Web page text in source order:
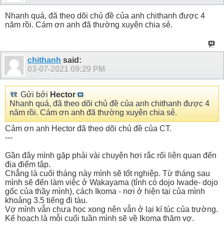
Nhanh quá, đã theo dõi chủ đề của anh chithanh được 4
năm rồi. Cám ơn anh đã thường xuyên chia sẻ.
chithanh said:
03-07-2021 09:29 PM
Gửi bởi Hector
Nhanh quá, đã theo dõi chủ đề của anh chithanh được 4
năm rồi. Cám ơn anh đã thường xuyên chia sẻ.
Cảm ơn anh Hector đã theo dõi chủ đề của CT.
---
Gần đây mình gặp phải vài chuyện hơi rắc rối liên quan đến
địa điểm tập.
Chẳng là cuối tháng này mình sẽ tốt nghiệp. Từ tháng sau
mình sẽ đến làm việc ở Wakayama (tỉnh có dojo Iwade- dojo
gốc của thầy mình), cách Ikoma - nơi ở hiện tại của mình
khoảng 3.5 tiếng đi tàu.
Vợ mình vẫn chưa học xong nên vẫn ở lại kí túc của trường.
Kế hoạch là mỗi cuối tuần mình sẽ về Ikoma thăm vợ.